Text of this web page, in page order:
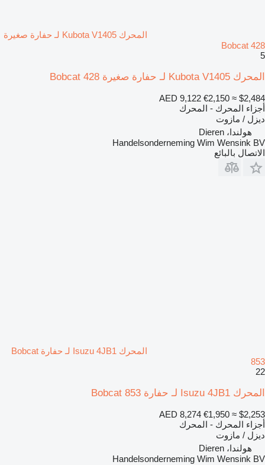
المحرك Kubota V1405 لـ حفارة صغيرة
Bobcat 428
5
المحرك Kubota V1405 لـ حفارة صغيرة Bobcat 428
AED 9,122 €2,150 ≈ $2,484
أجزاء المحرك - المحرك
ديزل / مازوت
هولندا، Dieren
Handelsonderneming Wim Wensink BV
الاتصال بالبائع
المحرك Isuzu 4JB1 لـ حفارة Bobcat
853
22
المحرك Isuzu 4JB1 لـ حفارة Bobcat 853
AED 8,274 €1,950 ≈ $2,253
أجزاء المحرك - المحرك
ديزل / مازوت
هولندا، Dieren
Handelsonderneming Wim Wensink BV